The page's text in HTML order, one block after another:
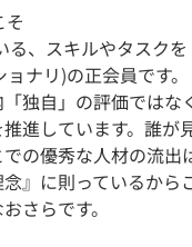
る、スキルやタスク
ナリ)の正会員です。
独自」の評価では
進しています。誰
の優秀な人材の流
』に則っているか
さらです。